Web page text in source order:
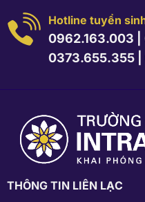
Hotline tuyển
0962.163.003
0373.655.355|
THÔNG TIN LIÊN LẠC